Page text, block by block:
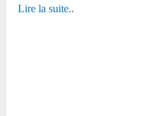
Lire la suite..